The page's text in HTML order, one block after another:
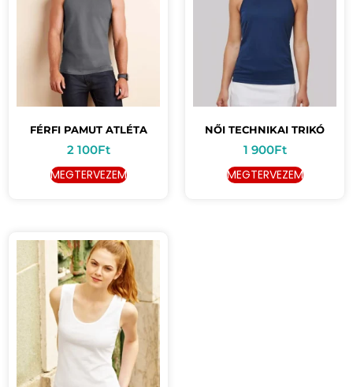
FÉRFI PAMUT ATLÉTA
2 100Ft
MEGTERVEZEM
NŐI TECHNIKAI TRIKÓ
1 900Ft
MEGTERVEZEM